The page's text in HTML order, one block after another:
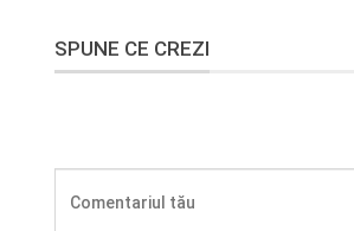
SPUNE CE CREZI